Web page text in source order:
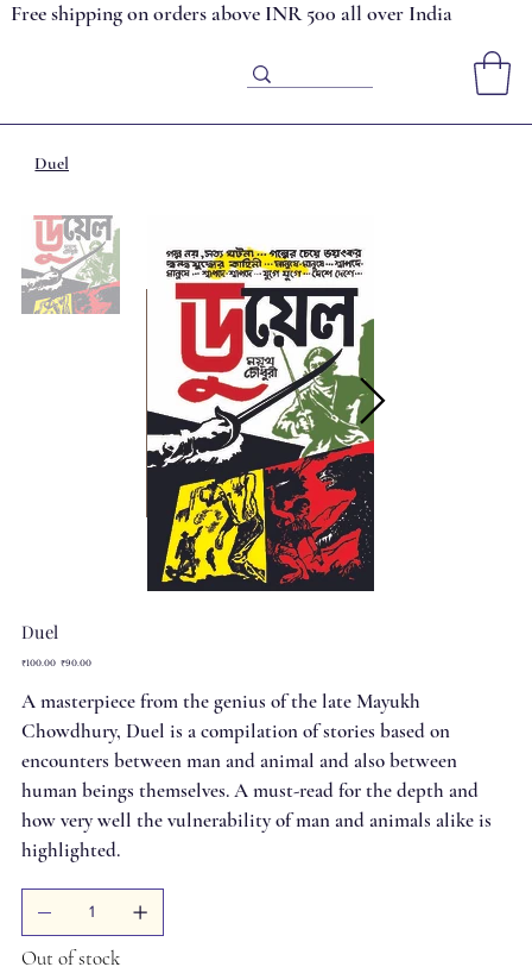
Free shipping on orders above INR 500 all over India
Duel
Duel
Original
₹100.00 Sale
₹90.00
A masterpiece from the genius of the late Mayukh
Chowdhury, Duel is a compilation of stories based on
encounters between man and animal and also between
human beings themselves. A must-read for the depth and
how very well the vulnerability of man and animals alike is
highlighted.
Out of stock